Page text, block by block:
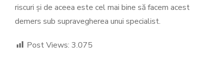
riscuri și de aceea este cel mai bine să facem acest
demers sub supravegherea unui specialist.
Post Views: 3.075